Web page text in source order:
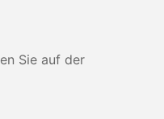
Sie auf der